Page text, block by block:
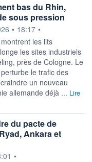
bas du Rhin,
sous pression
• 18:17 •
les lits
les sites industriels
près de Cologne. Le
le trafic des
un nouveau
allemande déjà ... Lire
du pacte de
Ankara et
•